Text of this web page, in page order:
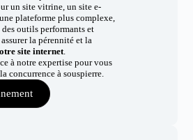
un site vitrine, un site e-
plateforme plus complexe,
outils performants et
la pérennité et la
site internet.
à notre expertise pour vous
concurrence à souspierre.